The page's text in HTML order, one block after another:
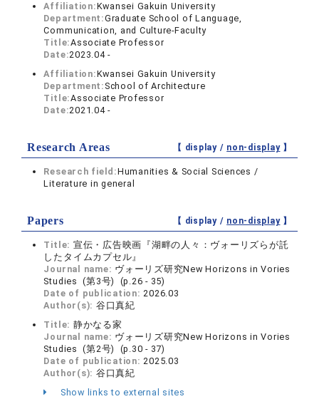
Affiliation:Kwansei Gakuin University
Department:Graduate School of Language,
Communication, and Culture-Faculty
Title:Associate Professor
Date:2023.04 -
Affiliation:Kwansei Gakuin University
Department: School of Architecture
Title:Associate Professor
Date:2021.04 -
Research Areas 【 display / non-display】
Research field:Humanities & Social Sciences /
Literature in general
Papers 【 display / non-display】
Title: 宣伝・広告映画『湖畔の人々：ヴォーリズらが託
したタイムカプセル』
Journal name: ヴォーリズ研究New Horizons in Vories
Studies (第3号) (p.26 - 35)
Date of publication:2026.03
Author(s): 谷口真紀
Title: 静かなる家
Journal name: ヴォーリズ研究New Horizons in Vories
Studies (第2号) (p.30 - 37)
Date of publication:2025.03
Author(s): 谷口真紀
Show links to external sites